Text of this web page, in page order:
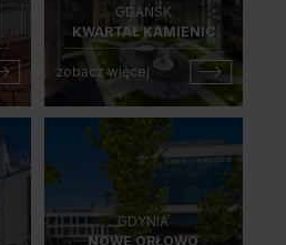
GDAŃSK
KWARTAŁ KAMIENIC
zobacz więcej
GDYNIA
NOWE ORŁOWO